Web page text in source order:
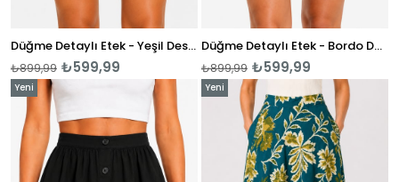
Düğme Detaylı Etek - Yeşil Desenli
₺599,99
₺899,99
Düğme Detaylı Etek - Bordo Desenli
₺599,99
₺899,99
Yeni
Yeni